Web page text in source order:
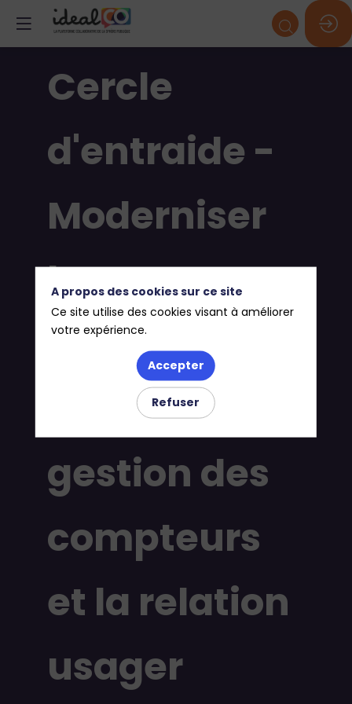
Cercle
d'entraide -
Moderniser
la
facturation
de l'eau, la
gestion des
compteurs
et la relation
usager
A propos des cookies sur ce site
Ce site utilise des cookies visant à améliorer
votre expérience.
Accepter
Refuser